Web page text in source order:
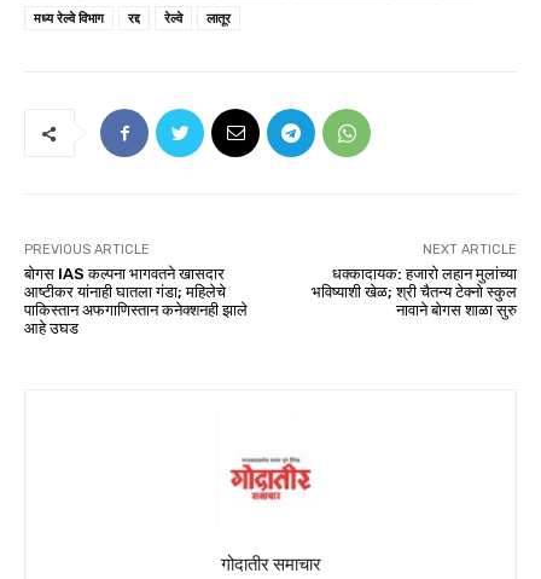
मध्य रेल्वे विभाग
रद्द रेल्वे लातूर
PREVIOUS ARTICLE
बोगस IAS कल्पना भागवतने खासदार
आष्टीकर यांनाही घातला गंडा; महिलेचे
पाकिस्तान अफगाणिस्तान कनेक्शनही झाले
आहे उघड
NEXT ARTICLE
धक्कादायक: हजारो लहान मुलांच्या
भविष्याशी खेळ; श्री चैतन्य टेक्नो स्कुल
नावाने बोगस शाळा सुरु
गोदातीर समाचार